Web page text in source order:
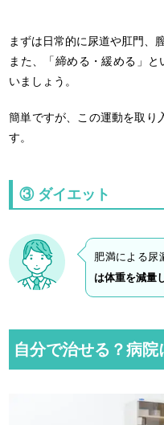
まずは日常的に尿道や肛門、
また、「締める・緩める」
いましょう。
簡単ですが、この運動を取り
す。
③ ダイエット
肥満による尿
は体重を減量
自分で治せる？病院